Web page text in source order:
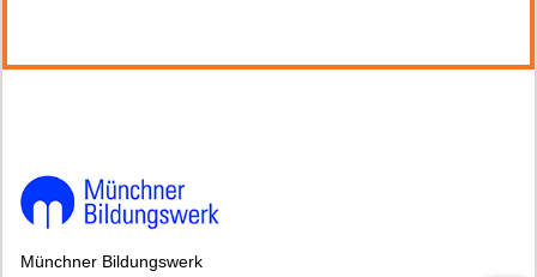
Münchner Bildungswerk